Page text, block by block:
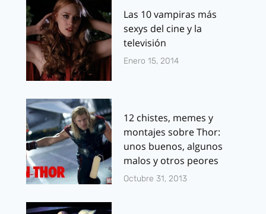
Las 10 vampiras más
sexys del cine y la
televisión
Enero 15, 2014
12 chistes, memes y
montajes sobre Thor:
unos buenos, algunos
malos y otros peores
Octubre 31, 2013